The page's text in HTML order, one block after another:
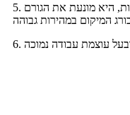
5. בהשוואה למכונות גדילה בודדות מסורתיות, היא מונעת את הגורם